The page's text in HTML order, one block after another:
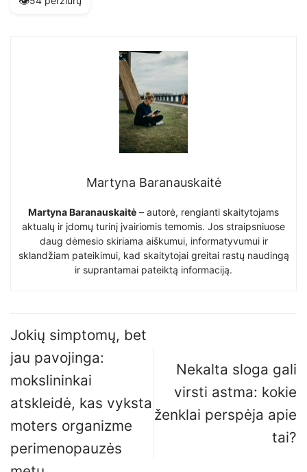
Martyna Baranauskaitė
Martyna Baranauskaitė – autorė, rengianti skaitytojams
aktualų ir įdomų turinį įvairiomis temomis. Jos straipsniuose
daug dėmesio skiriama aiškumui, informatyvumui ir
sklandžiam pateikimui, kad skaitytojai greitai rastų naudingą
ir suprantamai pateiktą informaciją.
Jokių simptomų, bet
jau pavojinga:
mokslininkai
atskleidė, kas vyksta
moters organizme
perimenopauzės
Nekalta sloga gali
virsti astma: kokie
ženklai perspėja apie
tai?